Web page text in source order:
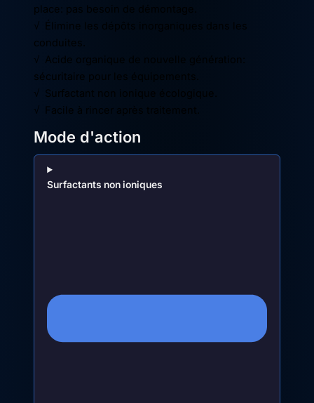
place: pas besoin de démontage.
√ Élimine les dépôts inorganiques dans les
conduites.
√ Acide organique de nouvelle génération:
sécuritaire pour les équipements.
√ Surfactant non ionique écologique.
√ Facile à rincer après traitement.
Mode d'action
Surfactants non ioniques